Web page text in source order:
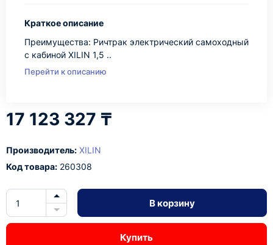
Краткое описание
Преимущества: Ричтрак электрический самоходный
с кабиной XILIN 1,5 ..
Перейти к описанию
17 123 327 ₸
Производитель: XILIN
Код товара: 260308
В корзину
Купить